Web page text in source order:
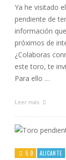
Ya he visitado
pendiente de
información
próximos de
¿Colaboras
este toro, te
Para ello …
Leer más
5.0 ALICANTE